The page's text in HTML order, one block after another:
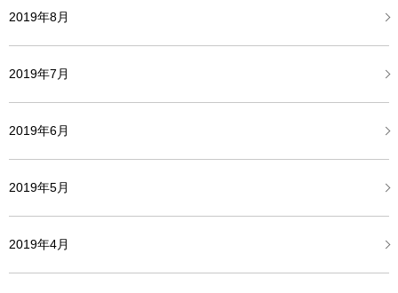
2019年8月
2019年7月
2019年6月
2019年5月
2019年4月